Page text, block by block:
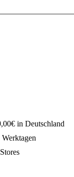
in Deutschland